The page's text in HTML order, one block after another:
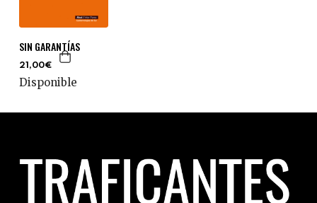
SIN GARANTÍAS
21,00€
Disponible